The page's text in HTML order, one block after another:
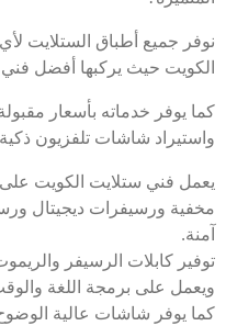
نوفر جميع أطباق الستلايت
الكويت حيث يركبها أفضل
كما يوفر خدماته بأسعار
واستيراد شاشات تلفزيون
يعمل فني ستلايت الكويت
مخفية ورسيفرات ديجيتال
آمنة.
توفير كابلات الرسيفر
ويعمل على برمجة اللغة
كما يوفر شاشات عالية